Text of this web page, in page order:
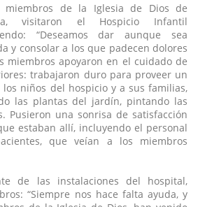
miembros de la Iglesia de Dios de
visitaron el Hospicio Infantil
“Deseamos dar aunque sea
y consolar a los que padecen dolores
miembros apoyaron en el cuidado de
trabajaron duro para proveer un
niños del hospicio y a sus familias,
las plantas del jardín, pintando las
Pusieron una sonrisa de satisfacción
estaban allí, incluyendo el personal
que veían a los miembros
de las instalaciones del hospital,
“Siempre nos hace falta ayuda, y